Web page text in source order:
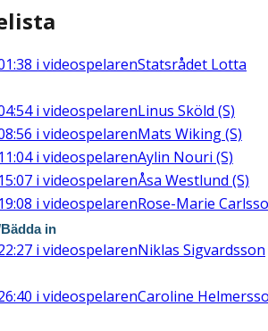
i videospelarenStatsrådet Lotta
i videospelarenLinus Sköld (S)
i videospelarenMats Wiking (S)
11:04i videospelarenAylin Nouri (S)
15:07 i videospelarenÅsa Westlund (S)
19:08 i videospelarenRose-Marie
i videospelarenNiklas Sigvardsson
i videospelarenCaroline
in